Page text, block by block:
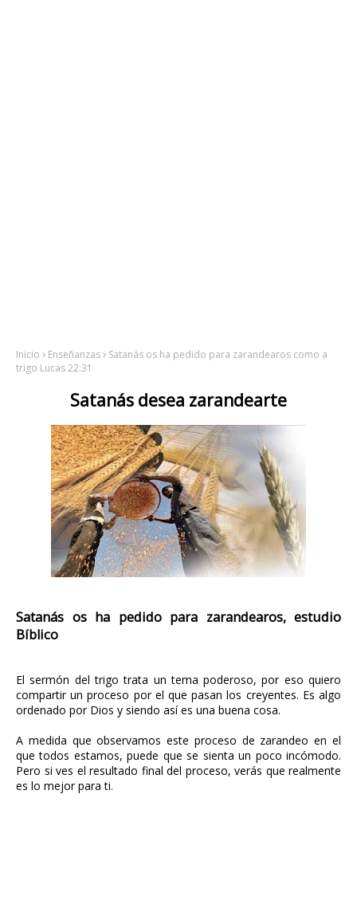
Inicio Enseñanzas
Satanás os ha pedido para zarandearos como a
trigo Lucas 22:31
Satanás desea zarandearte
Satanás os ha pedido para zarandearos, estudio
Bíblico
El sermón del trigo trata un tema poderoso, por eso quiero
compartir un proceso por el que pasan los creyentes. Es algo
ordenado por Dios y siendo así es una buena cosa.
A medida que observamos este proceso de zarandeo en el
que todos estamos, puede que se sienta un poco incómodo.
Pero si ves el resultado final del proceso, verás que realmente
es lo mejor para ti.